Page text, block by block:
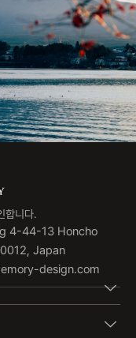
합니다.
4-44-13 Honcho
Japan
design.com